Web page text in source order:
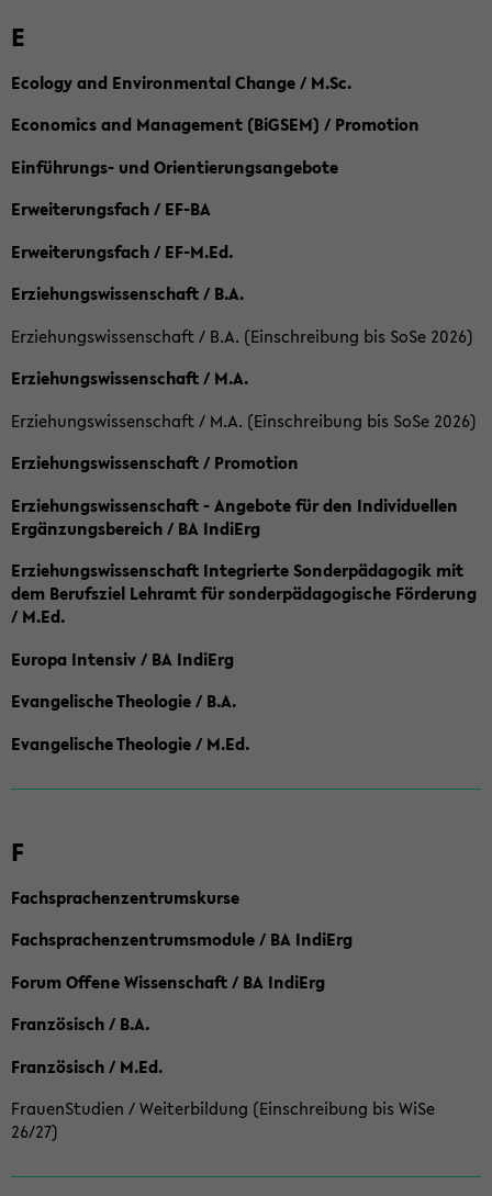
E
Ecology and Environmental Change / M.Sc.
Economics and Management (BiGSEM) / Promotion
Einführungs- und Orientierungsangebote
Erweiterungsfach / EF-BA
Erweiterungsfach / EF-M.Ed.
Erziehungswissenschaft / B.A.
Erziehungswissenschaft / B.A. (Einschreibung bis SoSe 2026)
Erziehungswissenschaft / M.A.
Erziehungswissenschaft / M.A. (Einschreibung bis SoSe 2026)
Erziehungswissenschaft / Promotion
Erziehungswissenschaft - Angebote für den Individuellen
Ergänzungsbereich / BA IndiErg
Erziehungswissenschaft Integrierte Sonderpädagogik mit
dem Berufsziel Lehramt für sonderpädagogische Förderung
/ M.Ed.
Europa Intensiv / BA IndiErg
Evangelische Theologie / B.A.
Evangelische Theologie / M.Ed.
F
Fachsprachenzentrumskurse
Fachsprachenzentrumsmodule / BA IndiErg
Forum Offene Wissenschaft / BA IndiErg
Französisch / B.A.
Französisch / M.Ed.
FrauenStudien / Weiterbildung (Einschreibung bis WiSe
26/27)